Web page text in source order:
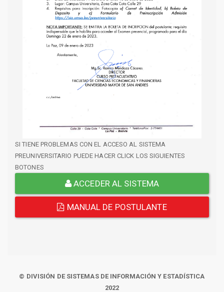
SI TIENE PROBLEMAS CON EL ACCESO AL SISTEMA
PREUNIVERSITARIO PUEDE HACER CLICK LOS SIGUIENTES
BOTONES
ACCEDER AL SISTEMA
MANUAL DE POSTULANTE
© DIVISIÓN DE SISTEMAS DE INFORMACIÓN Y ESTADÍSTICA
2022